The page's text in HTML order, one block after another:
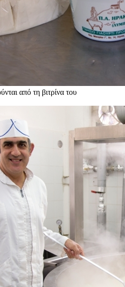
από τη βιτρίνα του